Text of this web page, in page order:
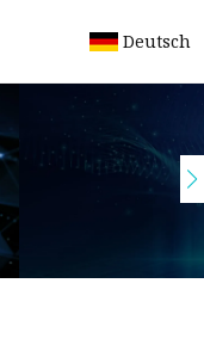
Deutsch